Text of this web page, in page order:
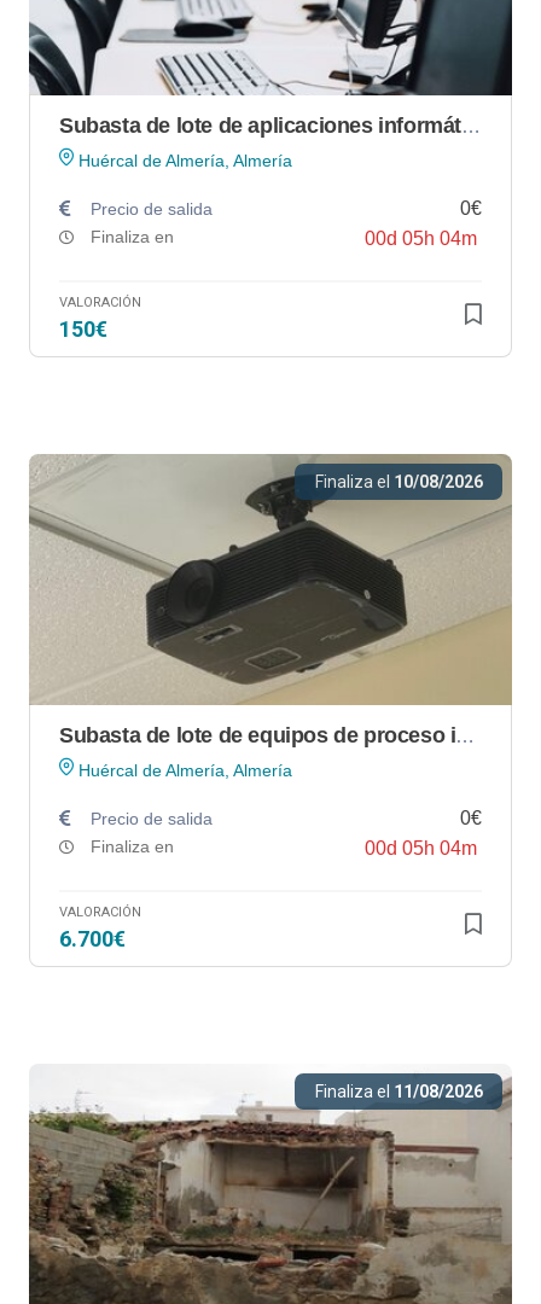
Subasta de lote de aplicaciones informáticas de GRÁFICAS PIQUER, S.L.
Huércal de Almería, Almería
Precio de salida 0€
Finaliza en 00d 05h 04m
VALORACIÓN
150€
Finaliza el 10/08/2026
Subasta de lote de equipos de proceso informático de GRÁFICAS PIQUER, S.L.
Huércal de Almería, Almería
Precio de salida 0€
Finaliza en 00d 05h 04m
VALORACIÓN
6.700€
Finaliza el 11/08/2026